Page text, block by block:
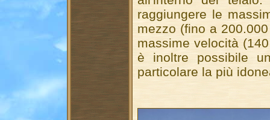
raggiungere le
mezzo (fino a
massime velocità
è inoltre possibile
particolare la più